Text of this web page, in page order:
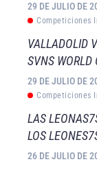
29 DE JULIO DE
Competiciones
VALLADOLID
SVNS
29 DE JULIO DE
Competiciones
LAS
LOS
26 DE JULIO DE